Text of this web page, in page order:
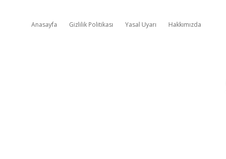
Anasayfa Gizlilik Politikası Yasal Uyarı Hakkımızda